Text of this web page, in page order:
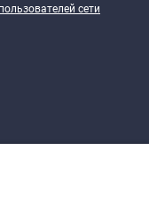
сети